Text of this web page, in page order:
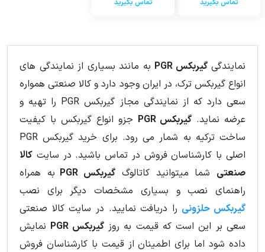
تماس بگیرید تماس بگیرید
نمایندگیگیربکس PGR
به مانند بسیاری از نمایندگی های
انواع گیربکس ترک، در ایران وجود دارد و کالا صنعتی همواره
سعی دارد که از نمایندگی مجاز گیربکس PGR را تهیه و
عرضه نماید. گیربکس PGR
جزو انواع گیربکس با کیفیت
ساخت ترکیه به شمار می رود. برای خرید گیربکس PGR
اصلی با کارشناسان فروش در تماس باشید. در سایت کالا
صنعتی شما میتوانید کاتالوگ گیربکس PGR
به همراه
راهنمای نصب و بسیاری مشخصات دیگر برای نصب
گیربکس حلزونی را دریافت نمایید. در سایت کالا صنعتی
سعی بر این است که قیمت به روزگیربکس PGR
نمایش
داده شود اما برای اطمینان از قیمت با کارشناسان فروش